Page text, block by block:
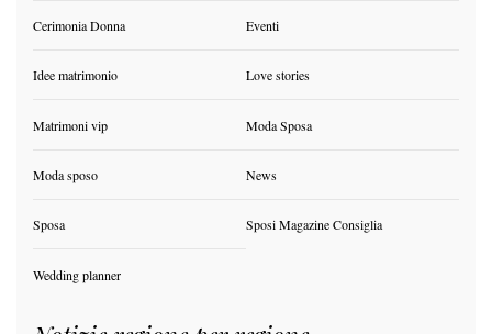
Cerimonia Donna Eventi
Idee matrimonio Love stories
Matrimoni vip Moda Sposa
Moda sposo News
Sposa Sposi Magazine Consiglia
Wedding planner